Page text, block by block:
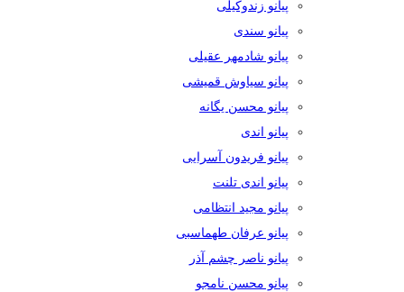
پیانو زندوکیلی
پیانو سندی
پیانو شادمهر عقیلی
پیانو سیاوش قمیشی
پیانو محسن یگانه
پیانو اندی
پیانو فریدون آسرایی
پیانو اندی تلنت
پیانو مجید انتظامی
پیانو عرفان طهماسبی
پیانو ناصر چشم آذر
پیانو محسن نامجو